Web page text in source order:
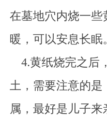
在墓地穴内烧一些
暖，可以安息长眠
4.黄纸烧完之后
土，需要注意的是
属，最好是儿子